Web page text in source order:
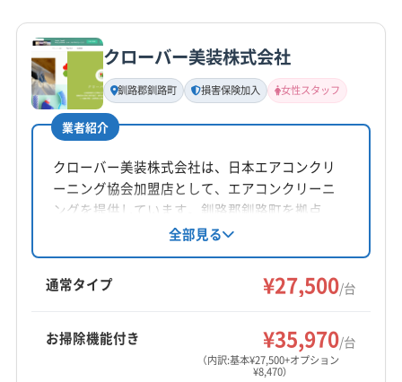
クローバー美装株式会社
釧路郡釧路町 損害保険加入 女性スタッフ
業者紹介
クローバー美装株式会社は、日本エアコンクリ
ーニング協会加盟店として、エアコンクリーニ
ングを提供しています。釧路郡釧路町を拠点
に、帯広市や根室市など北海道の幅広いエリア
に対応。損害保険加入済みで、女性スタッフの
同行も可能です。営業時間は9:00〜18:00、日祝
定休です。
全部見る
通常タイプ ¥27,500/台
お掃除機能付き ¥35,970/台
（内訳:基本¥27,500+オプション
¥8,470）